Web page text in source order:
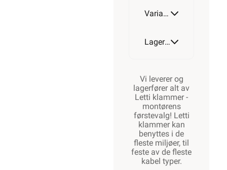
Varianter av artikkel
Lagerstatus
Vi leverer og
lagerfører alt av
Letti klammer -
montørens
førstevalg! Letti
klammer kan
benyttes i de
fleste miljøer, til
feste av de fleste
kabel typer.